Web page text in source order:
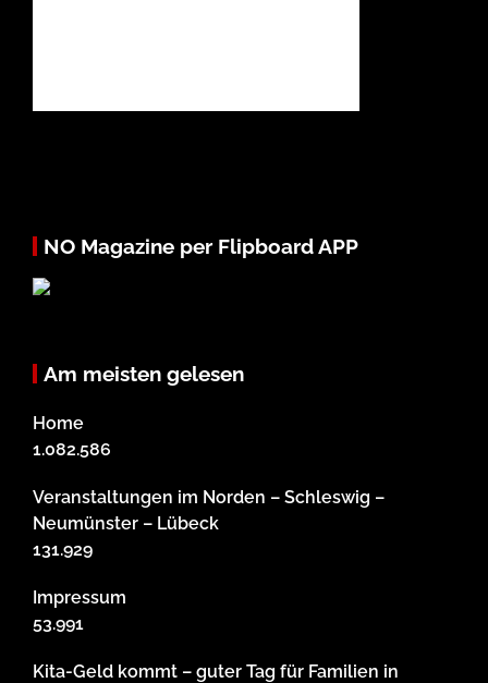
NO Magazine per Flipboard APP
Am meisten gelesen
Home
1.082.586
Veranstaltungen im Norden – Schleswig –
Neumünster – Lübeck
131.929
Impressum
53.991
Kita-Geld kommt – guter Tag für Familien in